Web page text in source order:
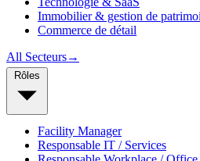
Immobilier & gestion de
Commerce de détail
All Secteurs→
Facility Manager
Responsable IT / Services